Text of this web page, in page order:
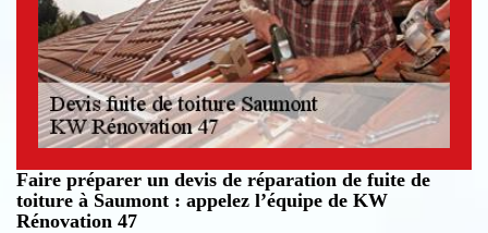
Faire préparer un devis de réparation de fuite de
toiture à Saumont : appelez l’équipe de KW
Rénovation 47